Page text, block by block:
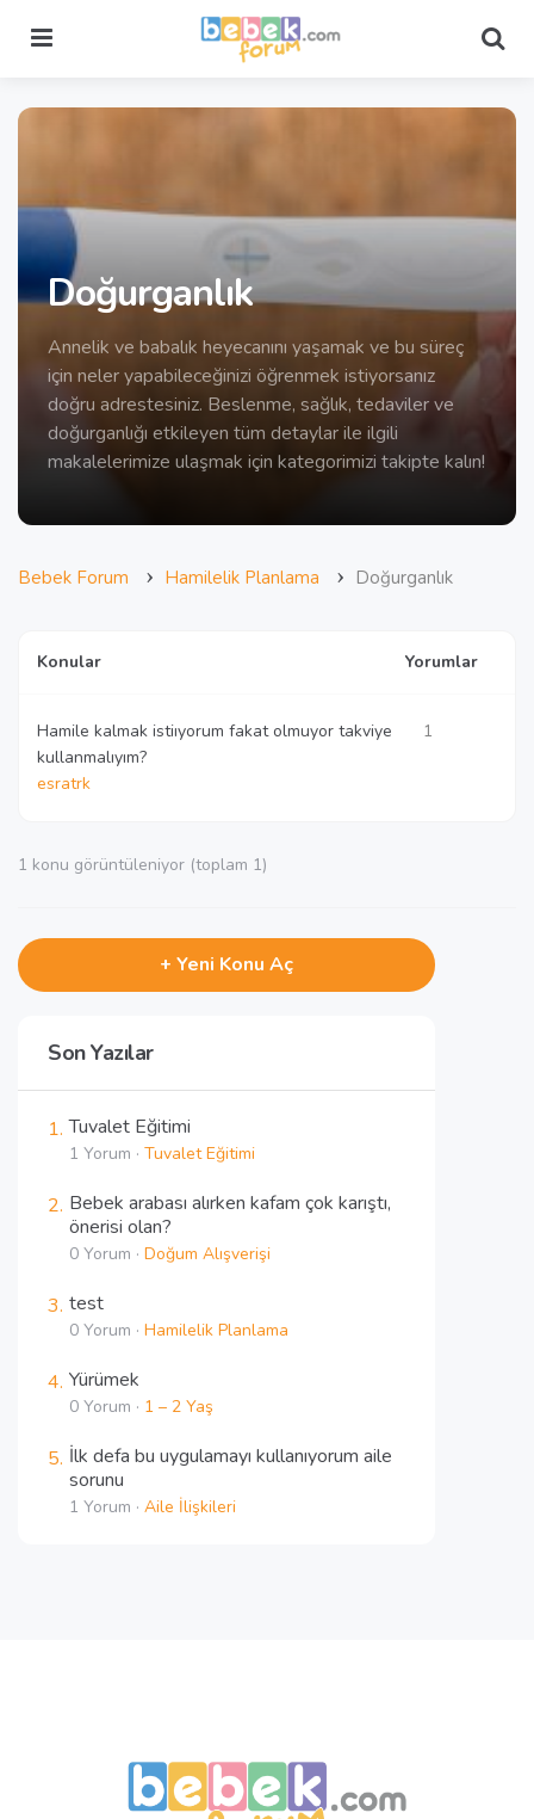
Doğurganlık
Annelik ve babalık heyecanını yaşamak ve bu süreç
için neler yapabileceğinizi öğrenmek istiyorsanız
doğru adrestesiniz. Beslenme, sağlık, tedaviler ve
doğurganlığı etkileyen tüm detaylar ile ilgili
makalelerimize ulaşmak için kategorimizi takipte kalın!
Bebek Forum › Hamilelik Planlama › Doğurganlık
Konular Yorumlar
Hamile kalmak istiıyorum fakat olmuyor takviye
kullanmalıyım?
esratrk
1
1 konu görüntüleniyor (toplam 1)
+ Yeni Konu Aç
Son Yazılar
Tuvalet Eğitimi
1 Yorum · Tuvalet Eğitimi
Bebek arabası alırken kafam çok karıştı,
önerisi olan?
0 Yorum · Doğum Alışverişi
test
0 Yorum · Hamilelik Planlama
Yürümek
0 Yorum · 1 – 2 Yaş
İlk defa bu uygulamayı kullanıyorum aile
sorunu
1 Yorum · Aile İlişkileri